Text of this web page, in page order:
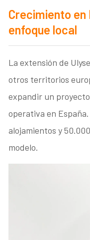
Crecimiento en
enfoque local
La extensión de
otros territorios
expandir un
operativa en
alojamientos y
modelo.